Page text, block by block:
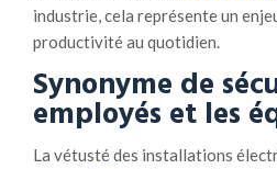
industrie, cela représente un
productivité au quotidien.
Synonyme de
employés et les
La vétusté des installations